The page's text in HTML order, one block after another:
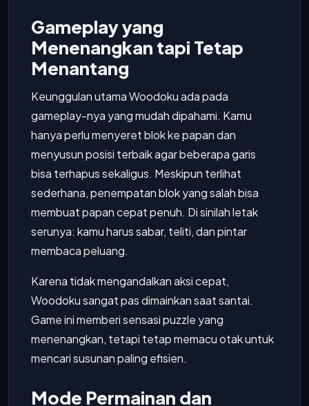
Gameplay yang
Menenangkan tapi Tetap
Menantang
Keunggulan utama Woodoku ada pada
gameplay-nya yang mudah dipahami. Kamu
hanya perlu menyeret blok ke papan dan
menyusun posisi terbaik agar beberapa garis
bisa terhapus sekaligus. Meskipun terlihat
sederhana, penempatan blok yang salah bisa
membuat papan cepat penuh. Di sinilah letak
serunya: kamu harus sabar, teliti, dan pintar
membaca peluang.
Karena tidak mengandalkan aksi cepat,
Woodoku sangat pas dimainkan saat santai.
Game ini memberi sensasi puzzle yang
menenangkan, tetapi tetap memacu otak untuk
mencari susunan paling efisien.
Mode Permainan dan